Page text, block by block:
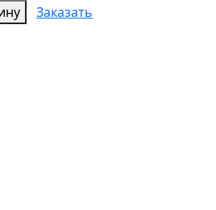
Заказать